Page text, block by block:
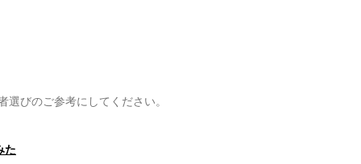
びのご参考にしてください。
た